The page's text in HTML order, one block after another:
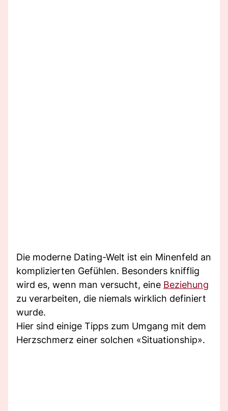
Die moderne Dating-Welt ist ein Minenfeld an
komplizierten Gefühlen. Besonders knifflig
wird es, wenn man versucht, eine Beziehung
zu verarbeiten, die niemals wirklich definiert
wurde.
Hier sind einige Tipps zum Umgang mit dem
Herzschmerz einer solchen «Situationship».